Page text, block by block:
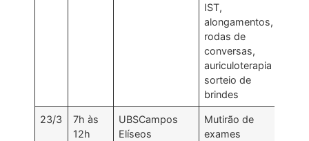
IST,
alongamentos,
rodas de
conversas,
auriculoterapia e
sorteio de
brindes
23/3
7h às
12h
UBSCampos
Elíseos
Mutirão de
exames